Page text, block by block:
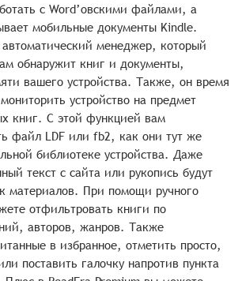
с Word’овскими файлами, а
мобильные документы Kindle.
менеджер, который
обнаружит книг и документы,
вашего устройства. Также, он время
устройство на предмет
книг. С этой функцией вам
файл LDF или fb2, как они тут же
библиотеке устройства. Даже
текст с сайта или рукопись будут
материалов. При помощи ручного
отфильтровать книги по
авторов, жанров. Также
в избранное, отметить просто,
поставить галочку напротив пункта